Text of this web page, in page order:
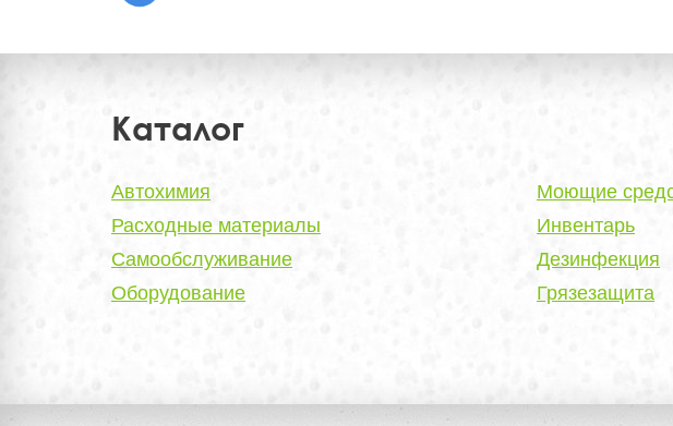
Каталог
Автохимия
Расходные материалы
Самообслуживание
Оборудование
Моющие
Инвентарь
Дезинфекция
Грязезащита